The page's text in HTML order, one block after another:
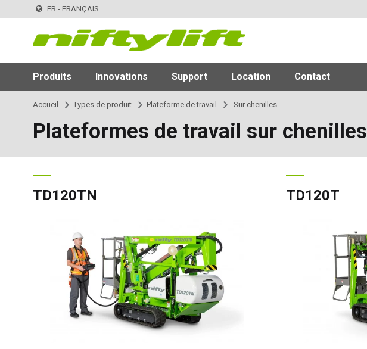
FR - FRANÇAIS
Produits Innovations Support Location Contact
Accueil Types de produit Plateforme de travail Sur chenilles
Plateformes de travail sur chenilles
TD120TN TD120T